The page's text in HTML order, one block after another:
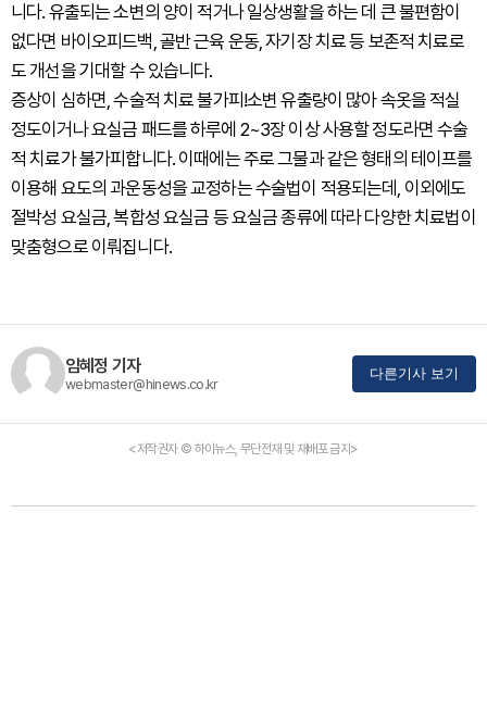
니다. 유출되는 소변의 양이 적거나 일상생활을 하는 데 큰 불편함이
없다면 바이오피드백, 골반 근육 운동, 자기장 치료 등 보존적 치료로
도 개선을 기대할 수 있습니다.
증상이 심하면, 수술적 치료 불가피!소변 유출량이 많아 속옷을 적실
정도이거나 요실금 패드를 하루에 2~3장 이상 사용할 정도라면 수술
적 치료가 불가피합니다. 이때에는 주로 그물과 같은 형태의 테이프를
이용해 요도의 과운동성을 교정하는 수술법이 적용되는데, 이외에도
절박성 요실금, 복합성 요실금 등 요실금 종류에 따라 다양한 치료법이
맞춤형으로 이뤄집니다.
임혜정 기자
webmaster@hinews.co.kr
다른기사 보기
<저작권자 © 하이뉴스, 무단전재 및 재배포 금지>